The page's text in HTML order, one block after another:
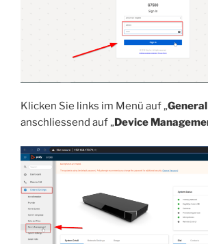
Klicken Sie links im Menü auf „
anschliessend auf „Device